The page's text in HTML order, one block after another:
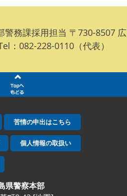
務課採用担当 〒730-8507 広
：082-228-0110（代表）
苦情の申出はこちら
個人情報の取扱い
県警察本部